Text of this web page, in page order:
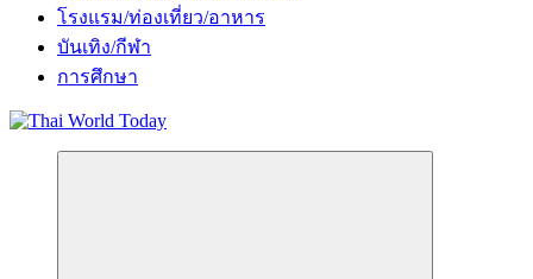
โรงแรม/ท่องเที่ยว/อาหาร
บันเทิง/กีฬา
การศึกษา